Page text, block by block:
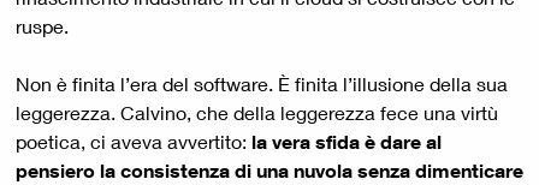
ruspe.
Non è finita l’era del software. È finita l’illusione della sua
leggerezza. Calvino, che della leggerezza fece una virtù
poetica, ci aveva avvertito: la vera sfida è dare al
pensiero la consistenza di una nuvola senza dimenticare